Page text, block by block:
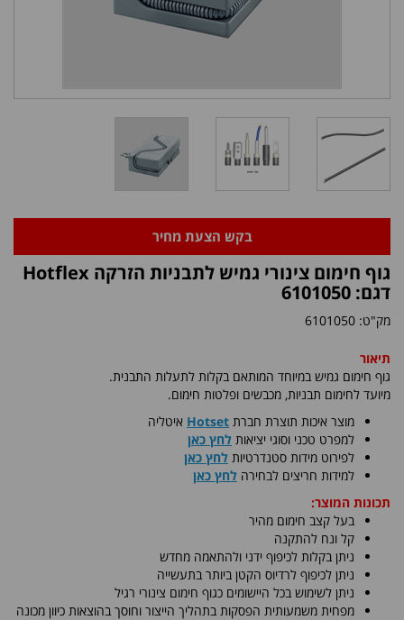
בקש הצעת מחיר
גוף חימום צינורי גמיש לתבניות הזרקה Hotflex
דגם: 6101050
מק"ט: 6101050
תיאור
גוף חימום גמיש במיוחד המותאם בקלות לתעלות התבנית.
מיועד לחימום תבניות, מכבשים ופלטות חימום.
​מוצר איכות תוצרת חברת Hotset איטליה
למפרט טכני וסוגי יציאות לחץ כאן
לפירוט מידות סטנדרטיות לחץ כאן
למידות חריצים לבחירה לחץ כאן
תכונות המוצר:
בעל קצב חימום מהיר
קל ונח להתקנה
ניתן בקלות לכיפוף ידני ולהתאמה מחדש
ניתן לכיפוף לרדיוס הקטן ביותר בתעשייה
ניתן לשימוש בכל היישומים כגוף חימום צינורי רגיל
מפחית משמעותית הפסקות בתהליך הייצור וחוסך בהוצאות כיוון מכונה